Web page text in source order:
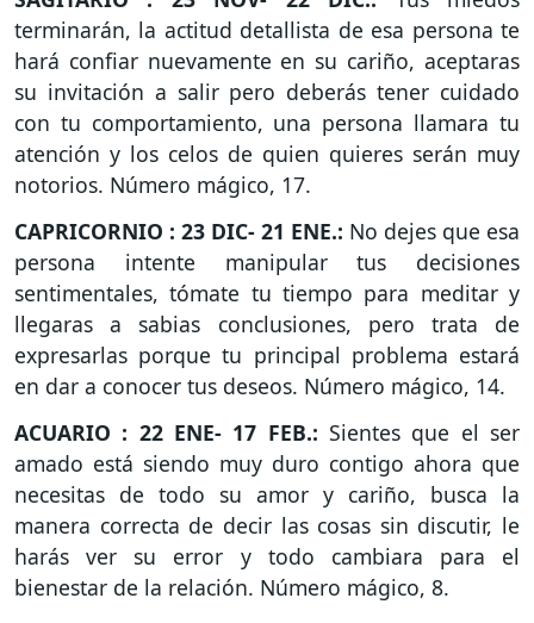
terminarán, la actitud detallista de esa persona te
hará confiar nuevamente en su cariño, aceptaras
su invitación a salir pero deberás tener cuidado
con tu comportamiento, una persona llamara tu
atención y los celos de quien quieres serán muy
notorios. Número mágico, 17.
CAPRICORNIO : 23 DIC- 21 ENE.: No dejes que esa
persona intente manipular tus decisiones
sentimentales, tómate tu tiempo para meditar y
llegaras a sabias conclusiones, pero trata de
expresarlas porque tu principal problema estará
en dar a conocer tus deseos. Número mágico, 14.
ACUARIO : 22 ENE- 17 FEB.: Sientes que el ser
amado está siendo muy duro contigo ahora que
necesitas de todo su amor y cariño, busca la
manera correcta de decir las cosas sin discutir, le
harás ver su error y todo cambiara para el
bienestar de la relación. Número mágico, 8.